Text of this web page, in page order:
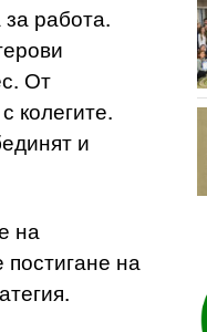
работа.
От
колегите.
и
на
на